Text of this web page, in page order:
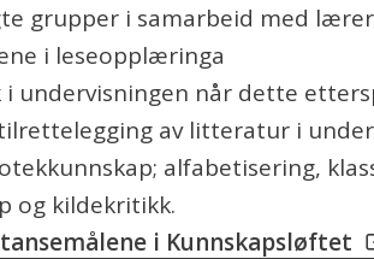
grupper i samarbeid med
i leseopplæringa
undervisningen når dette
av litteratur i
alfabetisering,
og kildekritikk.
i Kunnskapsløftet